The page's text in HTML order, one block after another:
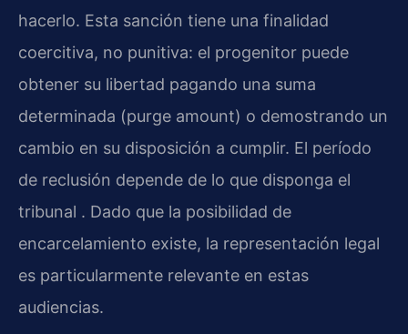
hacerlo. Esta sanción tiene una finalidad
coercitiva, no punitiva: el progenitor puede
obtener su libertad pagando una suma
determinada (purge amount) o demostrando un
cambio en su disposición a cumplir. El período
de reclusión depende de lo que disponga el
tribunal . Dado que la posibilidad de
encarcelamiento existe, la representación legal
es particularmente relevante en estas
audiencias.